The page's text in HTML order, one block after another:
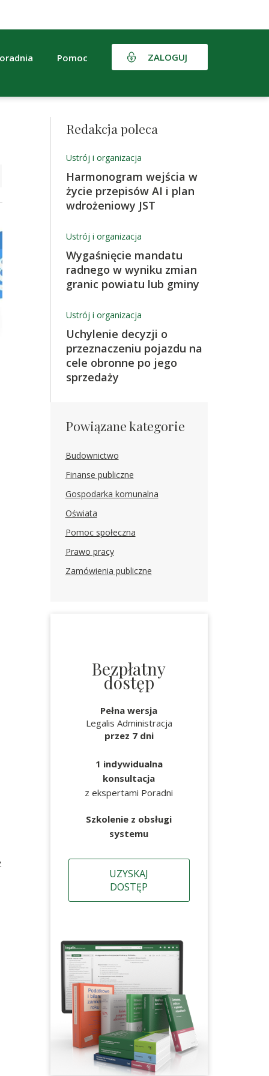
Pomoc ZALOGUJ
Redakcja poleca
Ustrój i organizacja
Harmonogram wejścia w
życie przepisów AI i plan
wdrożeniowy JST
Ustrój i organizacja
Wygaśnięcie mandatu
radnego w wyniku zmian
granic powiatu lub gminy
Ustrój i organizacja
Uchylenie decyzji o
przeznaczeniu pojazdu na
cele obronne po jego
sprzedaży
Powiązane kategorie
Budownictwo
Finanse publiczne
Gospodarka komunalna
Oświata
Pomoc społeczna
Prawo pracy
Zamówienia publiczne
Bezpłatny
dostęp
Pełna wersja
Legalis Administracja
przez 7 dni
1 indywidualna
konsultacja
z ekspertami Poradni
Szkolenie z obsługi
systemu
UZYSKAJ
DOSTĘP